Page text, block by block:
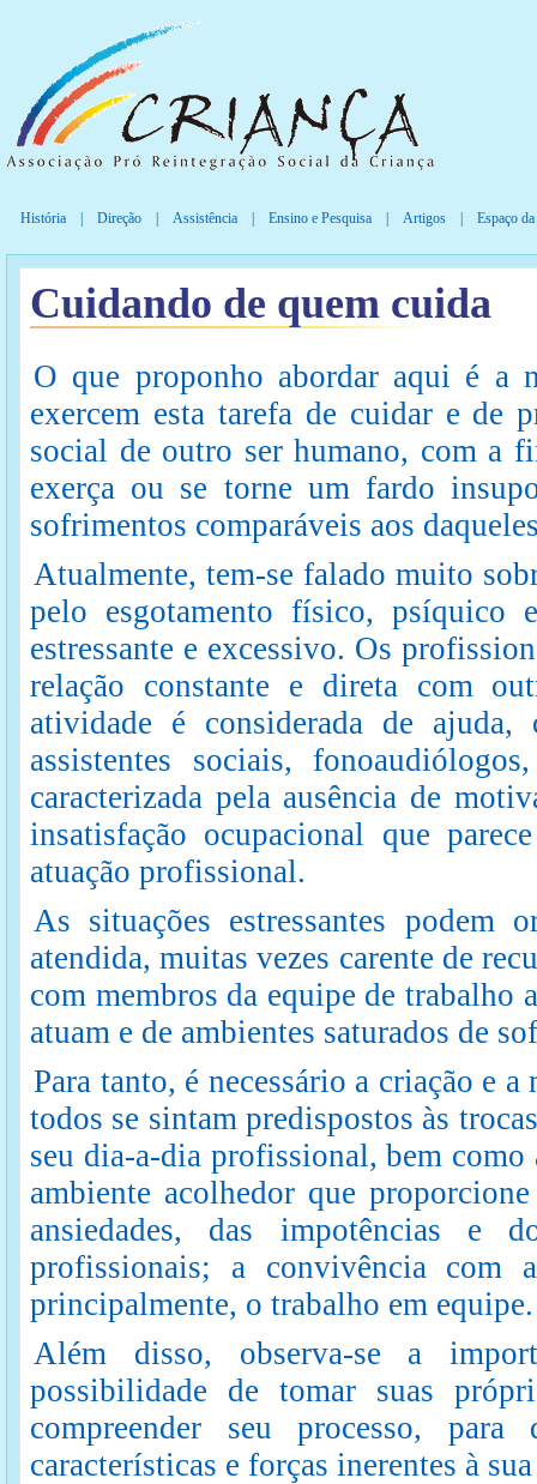
História Direção Assistência Ensino e Pesquisa Artigos Espaço
Cuidando de quem cuida
O que proponho abordar aqui é a
exercem esta tarefa de cuidar e de
social de outro ser humano, com a
exerça ou se torne um fardo
sofrimentos comparáveis aos
Atualmente, tem-se falado muito
pelo esgotamento físico, psíquico
estressante e excessivo. Os
relação constante e direta com
atividade é considerada de ajuda,
assistentes sociais,
caracterizada pela ausência de
insatisfação ocupacional que
atuação profissional.
As situações estressantes podem
atendida, muitas vezes carente de
com membros da equipe de trabalho
atuam e de ambientes saturados de
Para tanto, é necessário a criação e
todos se sintam predispostos às
seu dia-a-dia profissional, bem
ambiente acolhedor que
ansiedades, das impotências e
profissionais; a convivência com
principalmente, o trabalho em equipe.
Além disso, observa-se a
possibilidade de tomar suas
compreender seu processo,
características e forças inerentes à